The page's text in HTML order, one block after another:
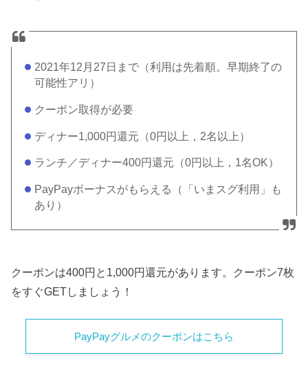
2021年12月27日まで（利用は先着順。早期終了の
可能性アリ）
クーポン取得が必要
ディナー1,000円還元（0円以上，2名以上）
ランチ／ディナー400円還元（0円以上，1名OK）
PayPayボーナスがもらえる（「いまスグ利用」も
あり）
クーポンは400円と1,000円還元があります。クーポン7枚
をすぐGETしましょう！
PayPayグルメのクーポンはこちら